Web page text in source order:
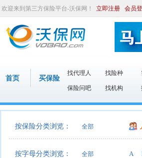
欢迎来到第三方保险平台-沃保网！ 立即注册 会员
首页 买保险
找代理人 找险种
保险问吧 找机构
按保险分类浏览： 全部
按字母分类浏览： 全部 A